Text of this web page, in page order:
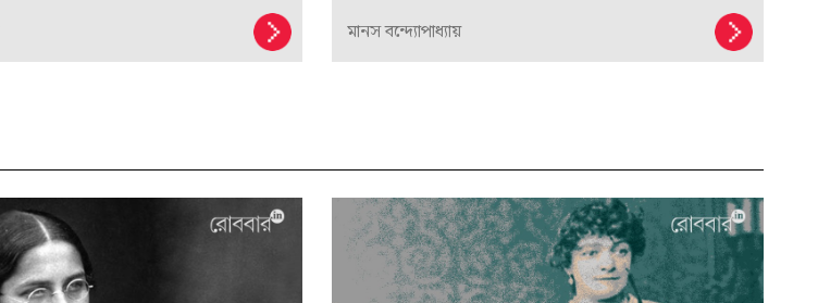
মানস বন্দ্যোপাধ্যায়